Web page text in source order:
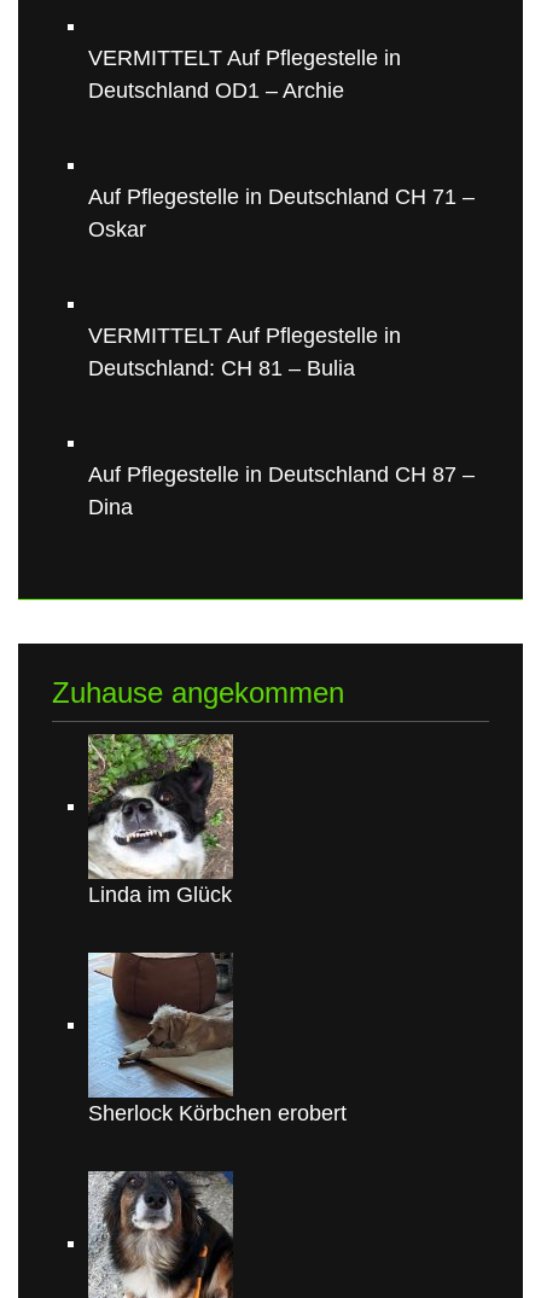
VERMITTELT Auf Pflegestelle in
Deutschland OD1 – Archie
Auf Pflegestelle in Deutschland CH 71 –
Oskar
VERMITTELT Auf Pflegestelle in
Deutschland: CH 81 – Bulia
Auf Pflegestelle in Deutschland CH 87 –
Dina
Zuhause angekommen
Linda im Glück
Sherlock Körbchen erobert